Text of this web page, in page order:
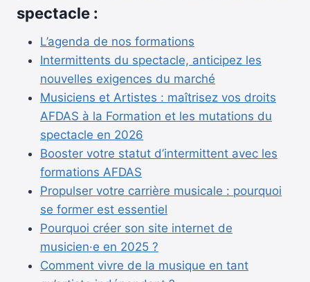
spectacle :
L’agenda de nos formations
Intermittents du spectacle, anticipez les
nouvelles exigences du marché
Musiciens et Artistes : maîtrisez vos droits
AFDAS à la Formation et les mutations du
spectacle en 2026
Booster votre statut d’intermittent avec les
formations AFDAS
Propulser votre carrière musicale : pourquoi
se former est essentiel
Pourquoi créer son site internet de
musicien·e en 2025 ?
Comment vivre de la musique en tant